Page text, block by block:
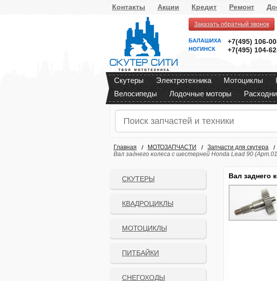
Контакты Акции Кредит Ремонт
Заказать обратный звонок
БАЛАШИХА +7(495) 106-
НОГИНСК +7(495) 104-
Скутеры Электротехника Мотоциклы
Велосипеды
Лодочные моторы
Главная МОТОЗАПЧАСТИ Запчасти для скутера
Вал заднего колеса с шестерней Honda Lead 90
СКУТЕРЫ
КВАДРОЦИКЛЫ
МОТОЦИКЛЫ
ПИТБАЙКИ
СНЕГОХОДЫ
Вал заднего